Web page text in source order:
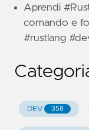
Aprendi
comando e
#rustlang
DEV 358